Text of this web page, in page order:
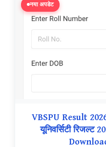
नया अपडेट
VBSPU Result 2026
यूनिवर्सिटी रिजल्ट